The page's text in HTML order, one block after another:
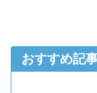
おすすめ記